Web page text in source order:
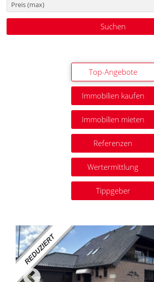
Top-Angebote
Immobilien kaufen
Immobilien mieten
Referenzen
Wertermittlung
Tippgeber